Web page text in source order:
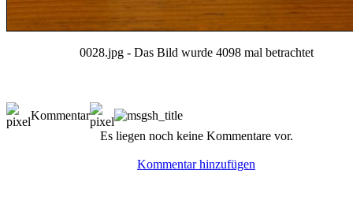
0028.jpg - Das Bild wurde 4098 mal betrachtet
Kommentar
Es liegen noch keine Kommentare vor.
Kommentar hinzufügen